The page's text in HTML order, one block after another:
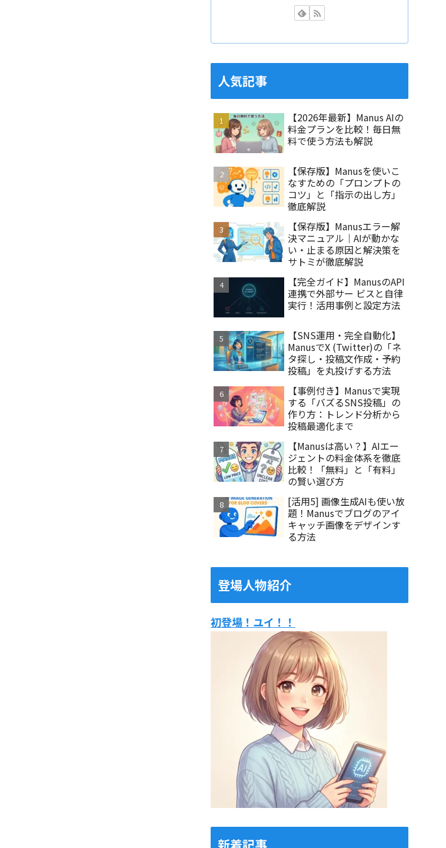
人気記事
【2026年最新】Manus AIの
料金プランを比較！毎日無
料で使う方法も解説
【保存版】Manusを使いこ
なすための「プロンプトの
コツ」と「指示の出し方」
徹底解説
【保存版】Manusエラー解
決マニュアル｜AIが動かな
い・止まる原因と解決策を
サトミが徹底解説
【完全ガイド】ManusのAPI
連携で外部サー ビスと自律
実行！活用事例と設定方法
【SNS運用・完全自動化】
ManusでX (Twitter)の「ネ
タ探し・投稿文作成・予約
投稿」を丸投げする方法
【事例付き】Manusで実現
する「バズるSNS投稿」の
作り方：トレンド分析から
投稿最適化まで
【Manusは高い？】AIエー
ジェントの料金体系を徹底
比較！「無料」と「有料」
の賢い選び方
[活用5] 画像生成AIも使い放
題！Manusでブログのアイ
キャッチ画像をデザインす
る方法
登場人物紹介
初登場！ユイ！！